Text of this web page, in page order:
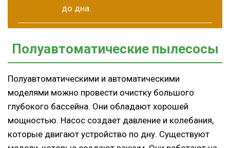
до дна.
Полуавтоматические пылесосы
Полуавтоматическими и автоматическими
моделями можно провести очистку большого
глубокого бассейна. Они обладают хорошей
мощностью. Насос создает давление и колебания,
которые двигают устройство по дну. Существуют